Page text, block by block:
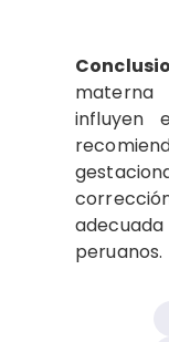
influyen
peruanos.